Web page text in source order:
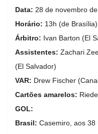
Data: 28 de novembro
Horário: 13h (de Brasília)
Árbitro: Ivan Barton (El
Assistentes: Zachari
(El Salvador)
VAR: Drew Fischer
Cartões amarelos:
GOL:
Brasil: Casemiro, aos 38